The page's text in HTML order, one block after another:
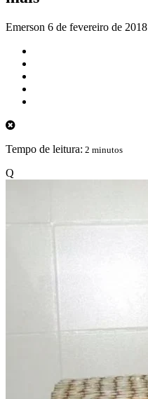
Emerson 6 de fevereiro de 2018
Tempo de leitura: 2 minutos
Q